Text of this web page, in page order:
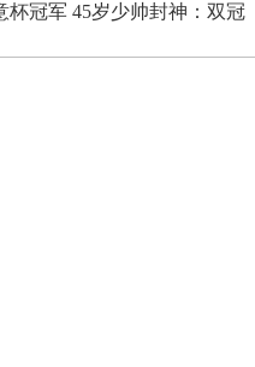
杯冠军 45岁少帅封神：双冠